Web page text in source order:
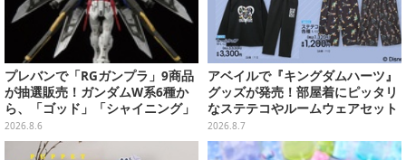
プレバンで「RGガンプラ」9商品
が抽選販売！ガンダムW系6種か
ら、「ゴッド」「シャイニング」
まで
2026.8.6
アベイルで『キングダムハーツ』
グッズが発売！部屋着にピッタリ
なステテコやルームウェアセット
2026.8.7